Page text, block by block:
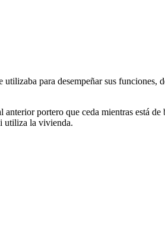
para desempeñar sus funciones,
portero que ceda mientras está
utiliza la vivienda.